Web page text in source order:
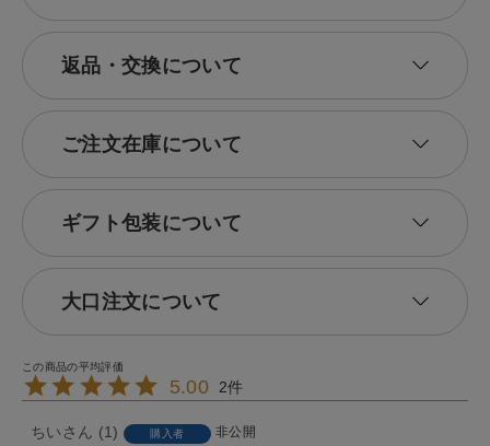
返品・交換について
ご注文在庫について
ギフト包装について
大口注文について
5.00 2
ちい 1 購入者 非公開